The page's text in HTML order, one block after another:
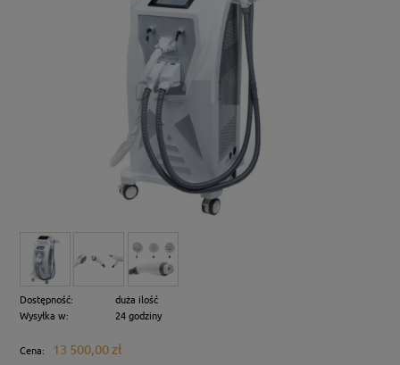
Dostępność:
duża ilość
Wysyłka w:
24 godziny
Cena: 13 500,00 zł